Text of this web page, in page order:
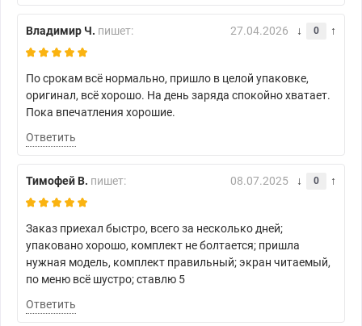
Владимир Ч. пишет: 27.04.2026 0
По срокам всё нормально, пришло в целой упаковке,
оригинал, всё хорошо. На день заряда спокойно хватает.
Пока впечатления хорошие.
Ответить
Тимофей В. пишет: 08.07.2025 0
Заказ приехал быстро, всего за несколько дней;
упаковано хорошо, комплект не болтается; пришла
нужная модель, комплект правильный; экран читаемый,
по меню всё шустро; ставлю 5
Ответить